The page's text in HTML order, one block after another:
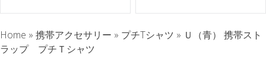
ト
ナ
Home » 携帯アクセサリー » プチTシャツ » Ｕ（青） 携帯スト
ラップ プチＴシャツ